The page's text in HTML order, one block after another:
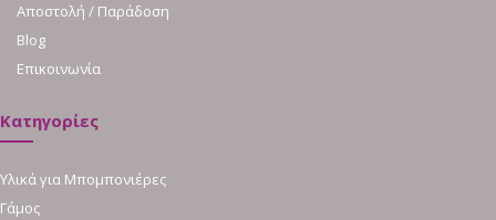
Αποστολή / Παράδοση
Blog
Επικοινωνία
Κατηγορίες
Υλικά για Μπομπονιέρες
Γάμος